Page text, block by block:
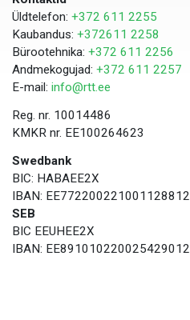
Üldtelefon: +372 611 2255
Kaubandus: +372611 2258
Bürootehnika: +372 611 2256
Andmekogujad: +372 611 2257
E-mail: info@rtt.ee
Reg. nr. 10014486
KMKR nr. EE100264623
Swedbank
BIC: HABAEE2X
IBAN: EE772200221001128812
SEB
BIC EEUHEE2X
IBAN: EE891010220025429012